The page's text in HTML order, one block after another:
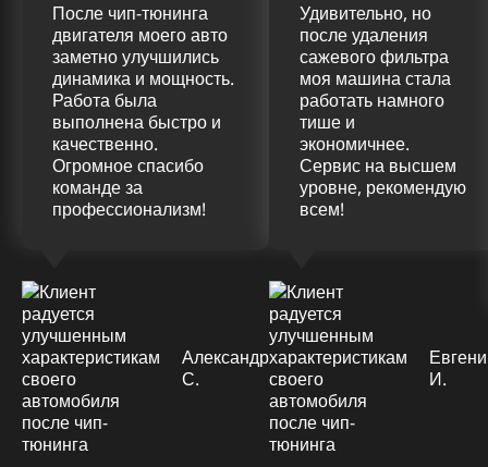
После чип-тюнинга
двигателя моего авто
заметно улучшились
динамика и мощность.
Работа была
выполнена быстро и
качественно.
Огромное спасибо
команде за
профессионализм!
Александр
С.
Удивительно, но
после удаления
сажевого фильтра
моя машина стала
работать намного
тише и
экономичнее.
Сервис на высшем
уровне, рекомендую
всем!
И.